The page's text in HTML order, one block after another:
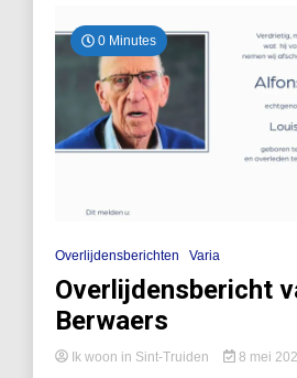
0 Minutes
Overlijdensberichten Varia
Overlijdensbericht
Berwaers
Ik woon in Sint-Truiden 8 mei